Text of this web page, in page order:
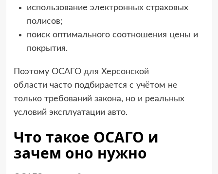
использование электронных страховых
полисов;
поиск оптимального соотношения цены и
покрытия.
Поэтому ОСАГО для Херсонской
области часто подбирается с учётом не
только требований закона, но и реальных
условий эксплуатации авто.
Что такое ОСАГО и
зачем оно нужно